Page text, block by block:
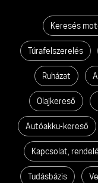
Keresés
Túrafelszerelés
Ruházat
Olajkereső
Autóakku-kereső
Kapcsolat,
Tudásbázis